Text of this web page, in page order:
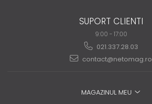
SUPORT CLIENTI
9:00 - 17:00
021.337.28.03
contact@netomag.ro
MAGAZINUL MEU